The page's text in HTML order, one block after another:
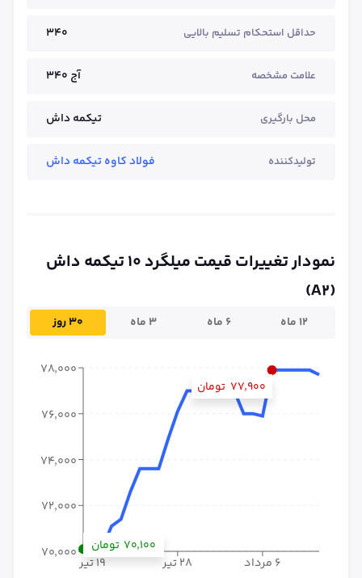
حداقل استحکام تسلیم بالایی 340
علامت مشخصه آج ۳۴۰
محل بارگیری تیکمه داش
تولیدکننده فولاد کاوه تیکمه داش
نمودار تغییرات قیمت میلگرد ۱۰ تیکمه داش
(A2)
۱۲ ماه ۶ ماه ۳ ماه ۳۰ روز
۱۹ تیر ۲۸ تیر ۶ مرداد
۷۰٬۰۰۰
۷۲٬۰۰۰
۷۴٬۰۰۰
۷۶٬۰۰۰
۷۸٬۰۰۰
۷۷٬۹۰۰ تومان
۷۰٬۱۰۰ تومان